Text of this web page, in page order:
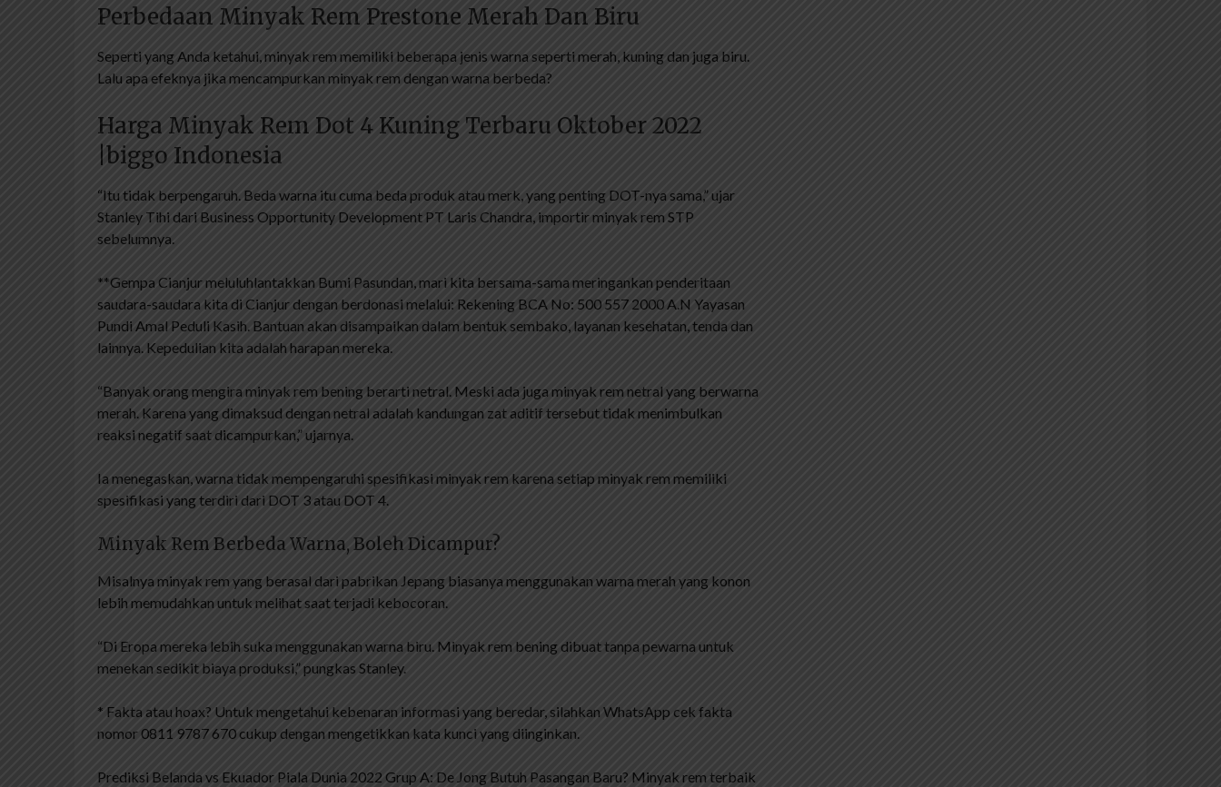
Perbedaan Minyak Rem Prestone Merah Dan Biru
Seperti yang Anda ketahui, minyak rem memiliki beberapa jenis warna seperti merah, kuning dan juga biru.
Lalu apa efeknya jika mencampurkan minyak rem dengan warna berbeda?
Harga Minyak Rem Dot 4 Kuning Terbaru Oktober 2022
|biggo Indonesia
“Itu tidak berpengaruh. Beda warna itu cuma beda produk atau merk, yang penting DOT-nya sama,” ujar
Stanley Tihi dari Business Opportunity Development PT Laris Chandra, importir minyak rem STP
sebelumnya.
**Gempa Cianjur meluluhlantakkan Bumi Pasundan, mari kita bersama-sama meringankan penderitaan
saudara-saudara kita di Cianjur dengan berdonasi melalui: Rekening BCA No: 500 557 2000 A.N Yayasan
Pundi Amal Peduli Kasih. Bantuan akan disampaikan dalam bentuk sembako, layanan kesehatan, tenda dan
lainnya. Kepedulian kita adalah harapan mereka.
“Banyak orang mengira minyak rem bening berarti netral. Meski ada juga minyak rem netral yang berwarna
merah. Karena yang dimaksud dengan netral adalah kandungan zat aditif tersebut tidak menimbulkan
reaksi negatif saat dicampurkan,” ujarnya.
Ia menegaskan, warna tidak mempengaruhi spesifikasi minyak rem karena setiap minyak rem memiliki
spesifikasi yang terdiri dari DOT 3 atau DOT 4.
Minyak Rem Berbeda Warna, Boleh Dicampur?
Misalnya minyak rem yang berasal dari pabrikan Jepang biasanya menggunakan warna merah yang konon
lebih memudahkan untuk melihat saat terjadi kebocoran.
“Di Eropa mereka lebih suka menggunakan warna biru. Minyak rem bening dibuat tanpa pewarna untuk
menekan sedikit biaya produksi,” pungkas Stanley.
* Fakta atau hoax? Untuk mengetahui kebenaran informasi yang beredar, silahkan WhatsApp cek fakta
nomor 0811 9787 670 cukup dengan mengetikkan kata kunci yang diinginkan.
Prediksi Belanda vs Ekuador Piala Dunia 2022 Grup A: De Jong Butuh Pasangan Baru? Minyak rem terbaik